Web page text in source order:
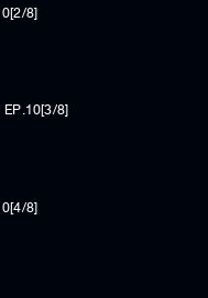
8]
8]
8]